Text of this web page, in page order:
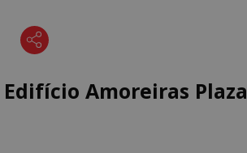
Edifício Amoreiras Plaza